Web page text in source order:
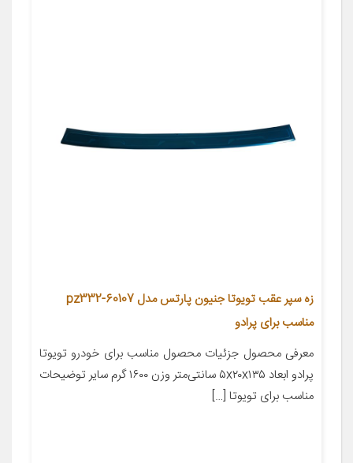
زه سپر عقب تویوتا جنیون پارتس مدل pz332-60107
مناسب برای پرادو
معرفی محصول جزئیات محصول مناسب برای خودرو تویوتا
پرادو ابعاد ۵x۲۰x۱۳۵ سانتی‌متر وزن ۱۶۰۰ گرم سایر توضیحات
مناسب برای تویوتا […]